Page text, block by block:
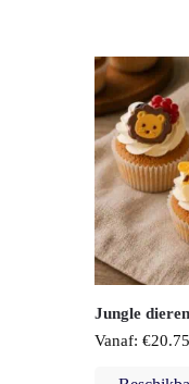
Jungle
Vanaf: €20.75